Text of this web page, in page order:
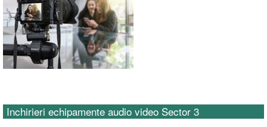
CONTACT
Inchirieri echipamente audio video Sector 3